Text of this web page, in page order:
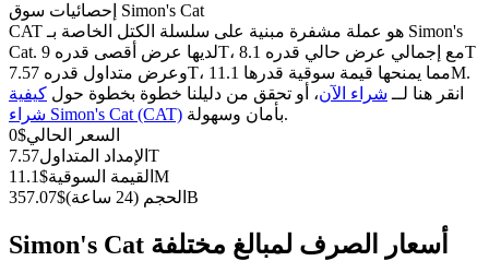
نسخ التداول
انضم إلى أفضل المتداولين
إحصائيات سوق Simon's Cat
CAT هو عملة مشفرة مبنية على سلسلة الكتل الخاصة بـ Simon's
Cat. لديها عرض أقصى قدره 9T، مع إجمالي عرض حالي قدره 8.1T
وعرض متداول قدره 7.57T، مما يمنحها قيمة سوقية قدرها 11.1M.
انقر هنا لــ شراء الآن، أو تحقق من دليلنا خطوة بخطوة حول كيفية
شراء Simon's Cat (CAT)
بأمان وسهولة.
السعر الحالي$
0
الإمداد المتداول 7.57T
القيمة السوقية$
11.1M
الحجم (24 ساعة)
$ 357.07B
Simon's Cat أسعار الصرف لمبالغ مختلفة